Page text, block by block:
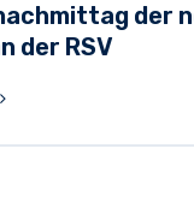
der
der RSV